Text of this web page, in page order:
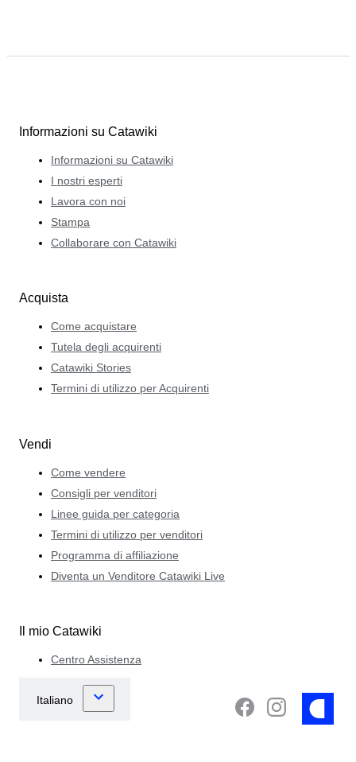
Informazioni su Catawiki
Informazioni su Catawiki
I nostri esperti
Lavora con noi
Stampa
Collaborare con Catawiki
Acquista
Come acquistare
Tutela degli acquirenti
Catawiki Stories
Termini di utilizzo per Acquirenti
Vendi
Come vendere
Consigli per venditori
Linee guida per categoria
Termini di utilizzo per venditori
Programma di affiliazione
Diventa un Venditore Catawiki Live
Il mio Catawiki
Centro Assistenza